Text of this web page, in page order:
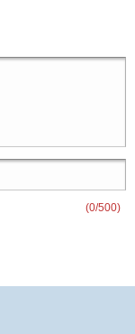
(0/500)